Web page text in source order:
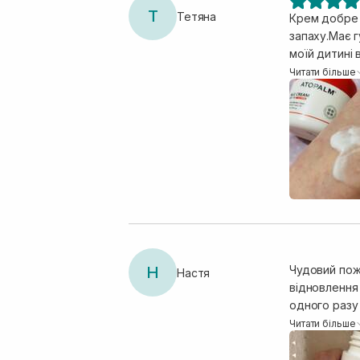
Т Тетяна
Крем добре
запаху.Має
моїй дитині
також крем
Читати більше
Н Настя
Чудовий
одного разу
обличчя і
Читати більше